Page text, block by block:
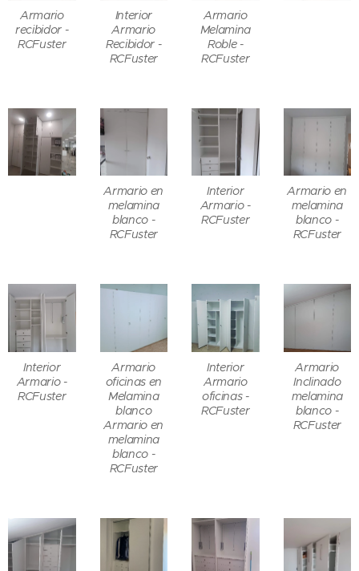
Armario
recibidor -
RCFuster
Interior
Armario
Recibidor -
RCFuster
Armario
Melamina
Roble -
RCFuster
Armario en
melamina
blanco -
RCFuster
Interior
Armario -
RCFuster
Armario en
melamina
blanco -
RCFuster
Interior
Armario -
RCFuster
Armario
oficinas en
Melamina
blanco
Armario en
melamina
blanco -
RCFuster
Interior
Armario
oficinas -
RCFuster
Armario
Inclinado
melamina
blanco -
RCFuster